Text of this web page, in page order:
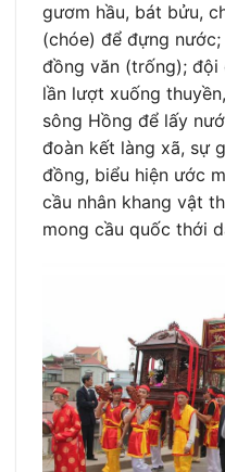
gươm hầu, bát bửu,
(chóe) để đựng
đồng văn (trống); đội
lần lượt xuống
sông Hồng để lấy
đoàn kết làng xã, sự
đồng, biểu hiện ước
cầu nhân khang vật
mong cầu quốc thới